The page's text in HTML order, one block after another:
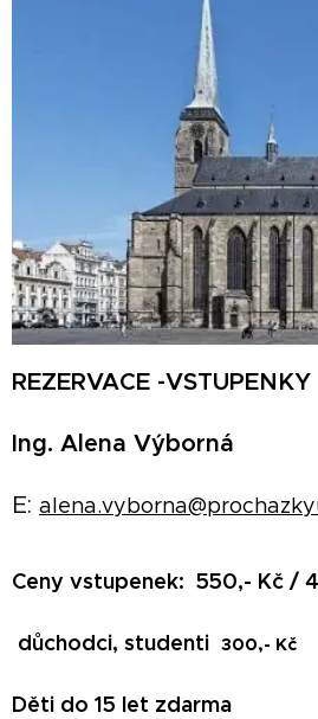
REZERVACE -VSTUPENKY
Ing. Alena Výborná
E:
Ceny vstupenek: 550,- Kč /
důchodci, studenti 300,- Kč
Děti do 15 let zdarma